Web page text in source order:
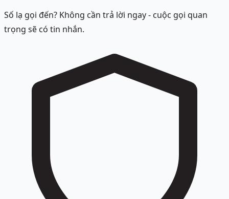
Số lạ gọi đến? Không cần trả lời ngay - cuộc gọi quan
trọng sẽ có tin nhắn.